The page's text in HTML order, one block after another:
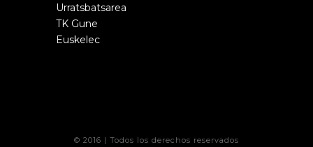
Urratsbatsarea
TK Gune
Euskelec
© 2016 | Todos los derechos reservados